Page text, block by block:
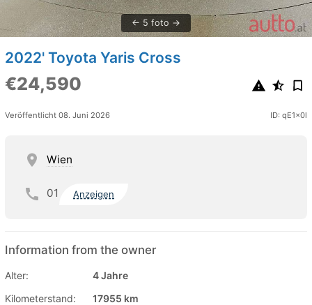
5 foto
2022' Toyota Yaris Cross
€24,590
Veröffentlicht 08. Juni 2026 ID: qE1x0l
Wien
01 Anzeigen
Information from the owner
Alter:
4 Jahre
Kilometerstand:
17955 km